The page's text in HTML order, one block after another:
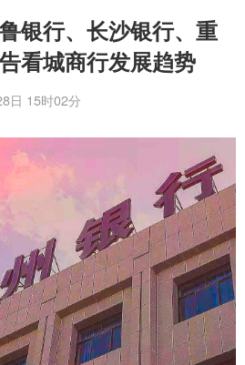
银行、长沙银行、重
看城商行发展趋势
日 15时02分